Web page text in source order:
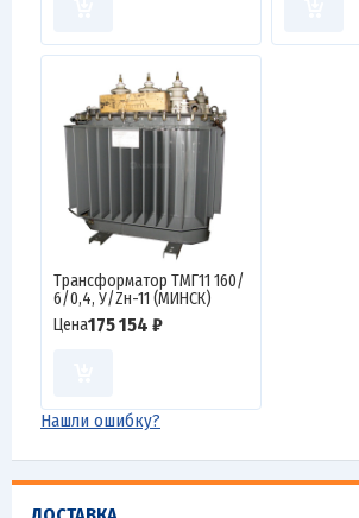
Трансформатор ТМГ11 160/
6/0,4, У/Zн-11 (МИНСК)
Цена175 154 ₽
Нашли ошибку?